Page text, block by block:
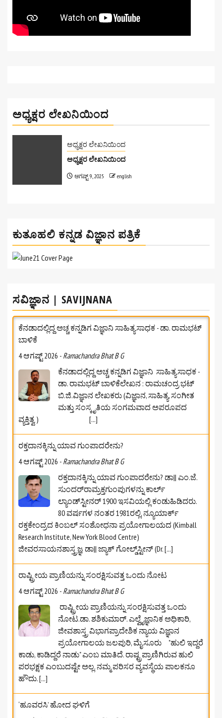
ಅಧ್ಯಕ್ಷರ ಲೇಖನಿಯಿಂದ
ಅಧ್ಯಕ್ಷರ ಲೇಖನಿಯಿಂದ
ಅಧ್ಯಕ್ಷರ ಲೇಖನಿಯಿಂದ
ಆಗಷ್ಟ್ 9, 2025 english
ಕುತೂಹಲಿ ಕನ್ನಡ ವಿಜ್ಞಾನ ಪತ್ರಿಕೆ
ಸವಿಜ್ಞಾನ | SAVIJNANA
ಕೆನಡಾದಲ್ಲಿದ್ದ ಅಚ್ಚ ಕನ್ನಡಿಗ ವಿಜ್ಞಾನಿ ಸಾಹಿತ್ಯಸಾಧಕ - ಡಾ. ರಾಮಭಟ್‌
ಬಾಳಿಕೆ
4 ಆಗಷ್ಟ್ 2026 - Ramachandra Bhat B G
ಕೆನಡಾದಲ್ಲಿದ್ದ ಅಚ್ಚ ಕನ್ನಡಿಗ ವಿಜ್ಞಾನಿ ಸಾಹಿತ್ಯಸಾಧಕ -
ಡಾ. ರಾಮಭಟ್‌ ಬಾಳಿಕೆಲೇಖನ : ರಾಮಚಂದ್ರ ಭಟ್
ಬಿ.ಜಿ.ವಿಜ್ಞಾನ ಲೇಖಕರು (ವಿಜ್ಞಾನ, ಸಾಹಿತ್ಯ, ಸಂಗೀತ
ಮತ್ತು ಸಂಸ್ಕೃತಿಯ ಸಂಗಮವಾದ ಅಪರೂಪದ
ವ್ಯಕ್ತಿತ್ವ ) [...]
ರಕ್ತದಾನಕ್ಕಿನ್ನು ಯಾವ ಗುಂಪಾದರೇನು?
4 ಆಗಷ್ಟ್ 2026 - Ramachandra Bhat B G
ರಕ್ತದಾನಕ್ಕಿನ್ನು ಯಾವ ಗುಂಪಾದರೇನು? ಡಾ|| ಎಂ.ಜೆ.
ಸುಂದರ್‌ರಾಮ್ರಕ್ತಗುಂಪುಗಳನ್ನು ಕಾರ್ಲ್
ಲ್ಯಾಂಡ್‌ಸ್ಟೀನರ್ 1900 ಇಸವಿಯಲ್ಲಿ ಕಂಡುಹಿಡಿದರು.
80 ವರ್ಷಗಳ ನಂತರ 1981ರಲ್ಲಿ, ನ್ಯೂಯಾರ್ಕ್
ರಕ್ತಕೇಂದ್ರದ ಕಿಂಬಲ್ ಸಂಶೋಧನಾ ಪ್ರಯೋಗಾಲಯದ (Kimball
Research Institute, New York Blood Centre)
ಜೀವರಸಾಯನಶಾಸ್ತ್ರಜ್ಞ ಡಾ|| ಜ್ಯಾಕ್ ಗೋಲ್ಡ್‌ಸ್ಟೀನ್ (Dr.[...]
ರಾಷ್ಟ್ರೀಯ ಪ್ರಾಣಿಯನ್ನು ಸಂರಕ್ಷಿಸುವತ್ತ ಒಂದು ನೋಟ
4 ಆಗಷ್ಟ್ 2026 - Ramachandra Bhat B G
ರಾಷ್ಟ್ರೀಯ ಪ್ರಾಣಿಯನ್ನು ಸಂರಕ್ಷಿಸುವತ್ತ ಒಂದು
ನೋಟ.ಡಾ. ಶಶಿಕುಮಾರ್. ಎಲ್ವೈಜ್ಞಾನಿಕ ಅಧಿಕಾರಿ,
ಜೀವಶಾಸ್ತ್ರ ವಿಭಾಗಪ್ರಾದೇಶಿಕ ನ್ಯಾಯ ವಿಜ್ಞಾನ
ಪ್ರಯೋಗಾಲಯ ಜಲಪುರಿ, ಮೈಸೂರು "ಹುಲಿ ಇದ್ದರೆ
ಕಾಡು, ಕಾಡಿದ್ದರೆ ನಾಡು" ಎಂಬ ಮಾತಿದೆ. ರಾಷ್ಟ್ರಪ್ರಾಣಿಗಿರುವ ಹುಲಿ
ಪರಭಕ್ಷಕ ಎಂಬುದಷ್ಟೇ ಅಲ್ಲ. ನಮ್ಮ ಪರಿಸರ ವ್ಯವಸ್ಥೆಯ ಪಾಲಕನೂ
ಹೌದು.[...]
‘ಹೂವರಸಿ’ ಹೋದ ಘಳಿಗೆ